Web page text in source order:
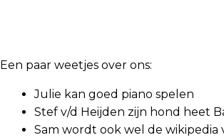
Een paar weetjes over ons:
Julie kan goed piano spelen
Stef v/d Heijden zijn hond heet
Sam wordt ook wel de